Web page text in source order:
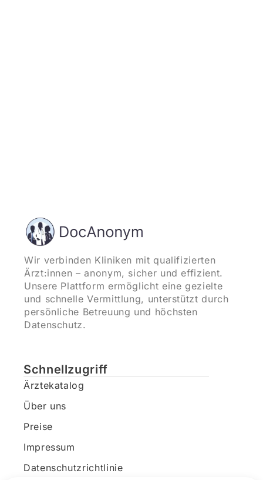
Wir verbinden Kliniken mit qualifizierten
Ärzt:innen – anonym, sicher und effizient.
Unsere Plattform ermöglicht eine gezielte
und schnelle Vermittlung, unterstützt durch
persönliche Betreuung und höchsten
Datenschutz.
Schnellzugriff
Ärztekatalog
Über uns
Preise
Impressum
Datenschutzrichtlinie